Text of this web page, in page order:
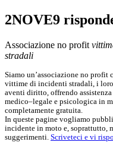
2NOVE9
Associazione no profit
stradali
Siamo un’associazione no profit
vittime di incidenti stradali, i
aventi diritto, offrendo
medico–legale e psicologica in
completamente gratuita.
In queste pagine vogliamo
incidente in moto e, soprattutto,
suggerimenti. Scriveteci e vi